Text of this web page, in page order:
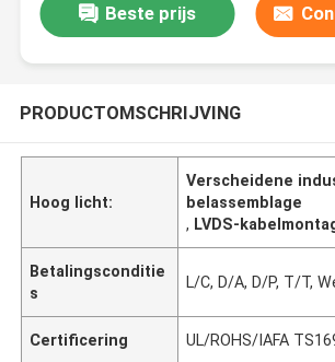
Beste prijs
PRODUCTOMSCHRIJVING
Hoog licht:
Verscheidene
belassemblage
, LVDS-
Betalingsconditie
s
L/C, D/A, D/P, T/T,
Certificering UL/ROHS/IAFA